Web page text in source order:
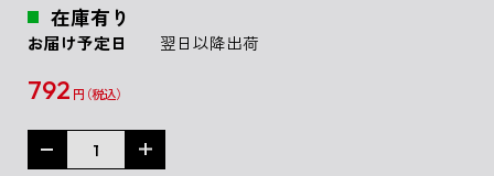
在庫有り
お届け予定日 翌日以降出荷
792 円